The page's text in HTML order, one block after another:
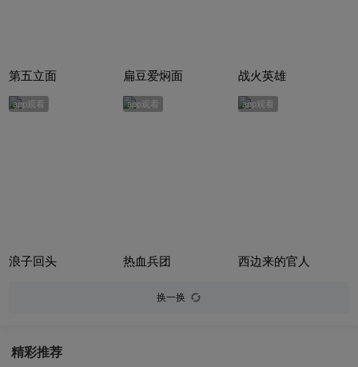
第五立面 扁豆爱焖面 战火英雄
app观看
浪子回头
app观看
热血兵团
app观看
西边来的官人
换一换
精彩推荐